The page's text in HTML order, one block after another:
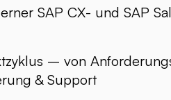
SAP CX- und SAP
– von
& Support